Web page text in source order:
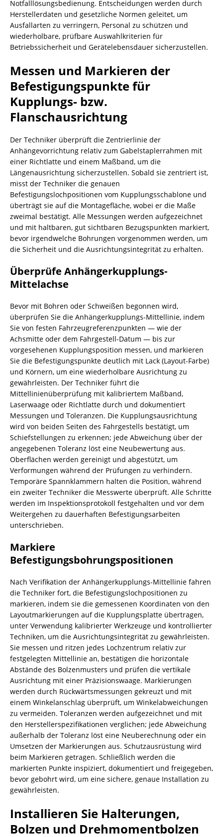
Notfalllösungsbedienung. Entscheidungen werden durch
Herstellerdaten und gesetzliche Normen geleitet, um
Ausfallarten zu verringern, Personal zu schützen und
wiederholbare, prüfbare Auswahlkriterien für
Betriebssicherheit und Gerätelebensdauer sicherzustellen.
Messen und Markieren der
Befestigungspunkte für
Kupplungs- bzw.
Flanschausrichtung
Der Techniker überprüft die Zentrierlinie der
Anhängevorrichtung relativ zum Gabelstaplerrahmen mit
einer Richtlatte und einem Maßband, um die
Längenausrichtung sicherzustellen. Sobald sie zentriert ist,
misst der Techniker die genauen
Befestigungslochpositionen vom Kupplungsschablone und
überträgt sie auf die Montagefläche, wobei er die Maße
zweimal bestätigt. Alle Messungen werden aufgezeichnet
und mit haltbaren, gut sichtbaren Bezugspunkten markiert,
bevor irgendwelche Bohrungen vorgenommen werden, um
die Sicherheit und die Ausrichtungsintegrität zu erhalten.
Überprüfe Anhängerkupplungs-
Mittelachse
Bevor mit Bohren oder Schweißen begonnen wird,
überprüfen Sie die Anhängerkupplungs-Mittellinie, indem
Sie von festen Fahrzeugreferenzpunkten — wie der
Achsmitte oder dem Fahrgestell-Datum — bis zur
vorgesehenen Kupplungsposition messen, und markieren
Sie die Befestigungspunkte deutlich mit Lack (Layout-Farbe)
und Körnern, um eine wiederholbare Ausrichtung zu
gewährleisten. Der Techniker führt die
Mittellinienüberprüfung mit kalibriertem Maßband,
Laserwaage oder Richtlatte durch und dokumentiert
Messungen und Toleranzen. Die Kupplungsausrichtung
wird von beiden Seiten des Fahrgestells bestätigt, um
Schiefstellungen zu erkennen; jede Abweichung über der
angegebenen Toleranz löst eine Neubewertung aus.
Oberflächen werden gereinigt und abgestützt, um
Verformungen während der Prüfungen zu verhindern.
Temporäre Spannklammern halten die Position, während
ein zweiter Techniker die Messwerte überprüft. Alle Schritte
werden im Inspektionsprotokoll festgehalten und vor dem
Weitergehen zu dauerhaften Befestigungsarbeiten
unterschrieben.
Markiere
Befestigungsbohrungspositionen
Nach Verifikation der Anhängerkupplungs-Mittellinie fahren
die Techniker fort, die Befestigungslochpositionen zu
markieren, indem sie die gemessenen Koordinaten von den
Layoutmarkierungen auf die Kupplungsplatte übertragen,
unter Verwendung kalibrierter Werkzeuge und kontrollierter
Techniken, um die Ausrichtungsintegrität zu gewährleisten.
Sie messen und ritzen jedes Lochzentrum relativ zur
festgelegten Mittellinie an, bestätigen die horizontale
Abstände des Bolzenmusters und prüfen die vertikale
Ausrichtung mit einer Präzisionswaage. Markierungen
werden durch Rückwärtsmessungen gekreuzt und mit
einem Winkelanschlag überprüft, um Winkelabweichungen
zu vermeiden. Toleranzen werden aufgezeichnet und mit
den Herstellerspezifikationen verglichen; jede Abweichung
außerhalb der Toleranz löst eine Neuberechnung oder ein
Umsetzen der Markierungen aus. Schutzausrüstung wird
beim Markieren getragen. Schließlich werden die
markierten Punkte inspiziert, dokumentiert und freigegeben,
bevor gebohrt wird, um eine sichere, genaue Installation zu
gewährleisten.
Installieren Sie Halterungen,
Bolzen und Drehmomentbolzen